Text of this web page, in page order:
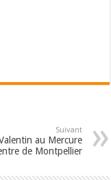
Suivant
au Mercure
de Montpellier